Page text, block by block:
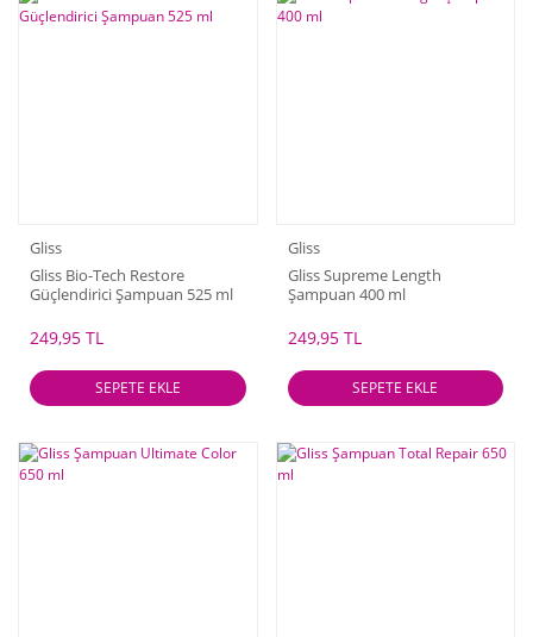
Gliss
Gliss Bio-Tech Restore
Güçlendirici Şampuan 525 ml
249,95 TL
SEPETE EKLE
Gliss
Gliss Supreme Length
Şampuan 400 ml
249,95 TL
SEPETE EKLE